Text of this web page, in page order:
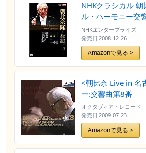
NHKクラシカル 朝
ル・ハーモニー交
ートーベン交響曲
番・第5番 [DVD]
NHKエンタープライズ
発売日 2008-12-26
Amazonで見る >
<朝比奈 Live in 名
ー:交響曲第8番
オクタヴィア・レコード
発売日 2009-07-23
Amazonで見る >